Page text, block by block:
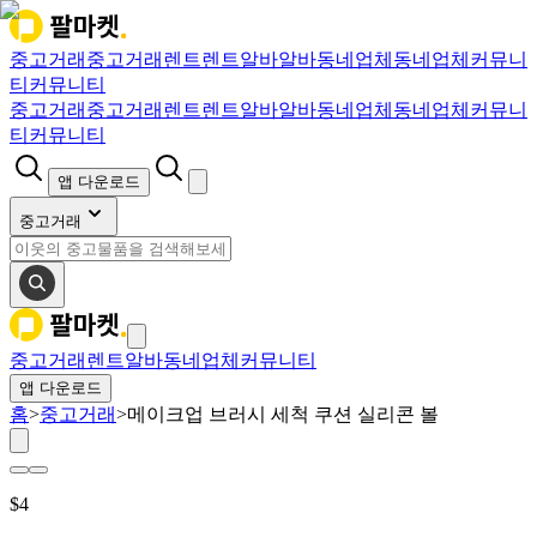
중고거래 중고거래 렌트렌트알바알바동네업체 동네업체 커뮤니
티 커뮤니티
중고거래 중고거래 렌트렌트알바알바동네업체 동네업체 커뮤니
티 커뮤니티
앱 다운로드
중고거래
중고거래 렌트알바동네업체 커뮤니티
앱 다운로드
홈>중고거래>메이크업 브러시 세척 쿠션 실리콘 볼
$4